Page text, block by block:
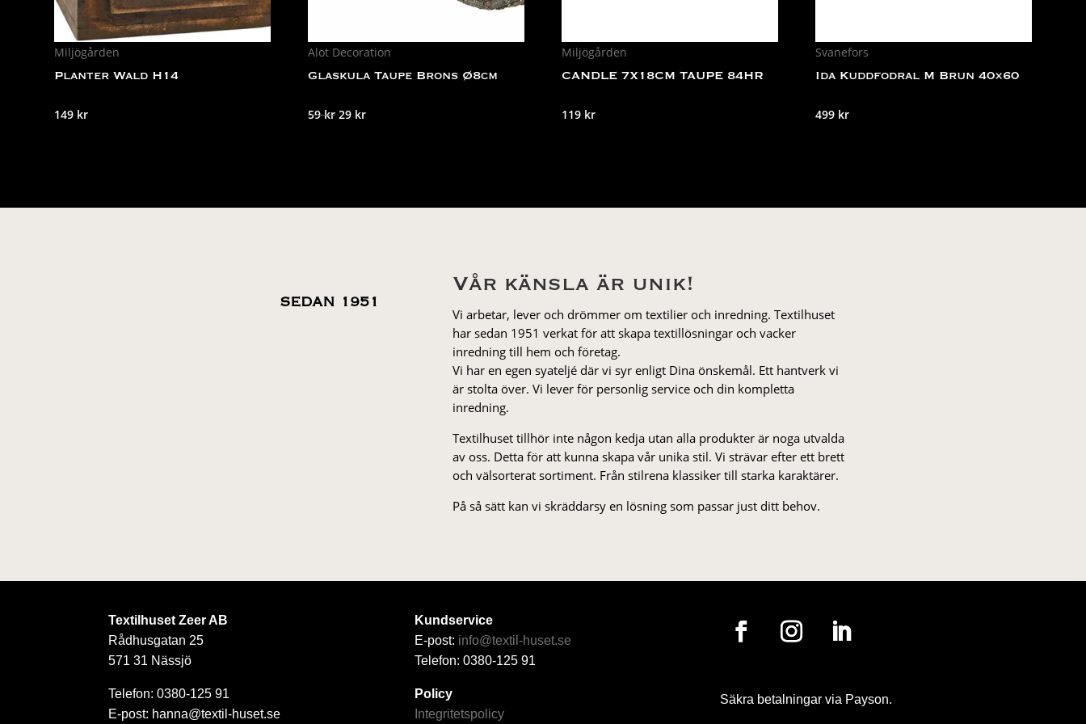
Miljögården
Planter Wald H14
149 kr
Alot Decoration
Glaskula Taupe Brons Ø8cm
59kr Det
29 krDet
Miljögården
CANDLE 7X18CM TAUPE 84HR
119 kr
Svanefors
Ida Kuddfodral M Brun 40×60
499 kr
SEDAN 1951
Vår känsla är unik!
Vi arbetar, lever och drömmer om textilier och inredning. Textilhuset
har sedan 1951 verkat för att skapa textillösningar och vacker
inredning till hem och företag.
Vi har en egen syateljé där vi syr enligt Dina önskemål. Ett hantverk vi
är stolta över. Vi lever för personlig service och din kompletta
inredning.
Textilhuset tillhör inte någon kedja utan alla produkter är noga utvalda
av oss. Detta för att kunna skapa vår unika stil. Vi strä­var efter ett brett
och välsorterat sor­ti­ment. Från stil­rena klas­siker till starka karaktärer.
På så sätt kan vi skräddarsy en lösning som passar just ditt behov.
Textilhuset Zeer AB
Rådhusgatan 25
571 31 Nässjö
Telefon: 0380-125 91
E-post: hanna@textil-huset.se
Kundservice
E-post: info@textil-huset.se
Telefon: 0380-125 91
Policy
Integritetspolicy
Säkra betalningar via Payson.